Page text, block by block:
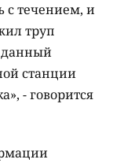
с течением, и
труп
данный
станции
- говорится